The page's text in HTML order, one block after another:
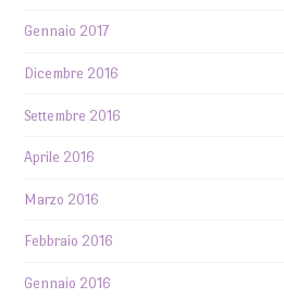
Gennaio 2017
Dicembre 2016
Settembre 2016
Aprile 2016
Marzo 2016
Febbraio 2016
Gennaio 2016